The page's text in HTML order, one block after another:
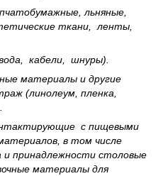
льняные,
ткани, ленты,
кабели, шнуры).
материалы и другие
(линолеум, пленка,
с пищевыми
в том числе
и принадлежности столовые
материалы для